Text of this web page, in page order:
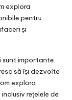
explora
pentru
și
sunt importante
să își dezvolte
explora
rețelele de